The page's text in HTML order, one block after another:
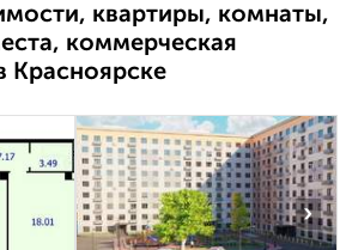
квартиры, комнаты,
коммерческая
Красноярске
›